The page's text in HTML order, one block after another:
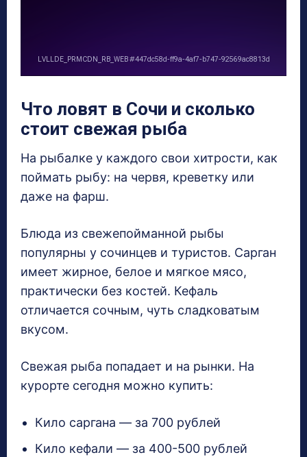
Что ловят в Сочи и сколько
стоит свежая рыба
На рыбалке у каждого свои хитрости, как
поймать рыбу: на червя, креветку или
даже на фарш.
Блюда из свежепойманной рыбы
популярны у сочинцев и туристов. Сарган
имеет жирное, белое и мягкое мясо,
практически без костей. Кефаль
отличается сочным, чуть сладковатым
вкусом.
Свежая рыба попадает и на рынки. На
курорте сегодня можно купить:
Кило саргана — за 700 рублей
Кило кефали — за 400-500 рублей